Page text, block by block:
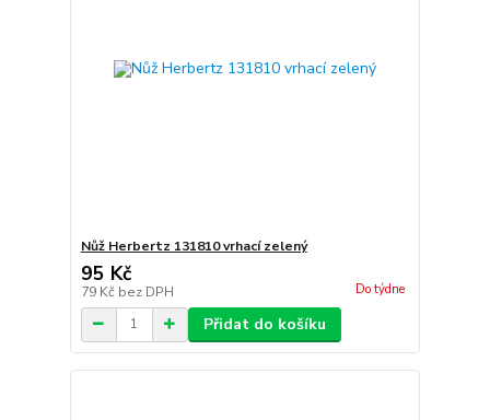
Nůž Herbertz 131810 vrhací zelený
95 Kč
79 Kč bez DPH Do týdne
Přidat do košíku